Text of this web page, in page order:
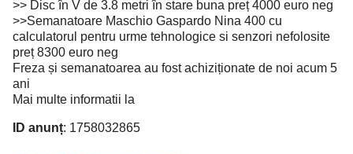
>> Disc în V de 3.8 metri în stare buna preț 4000 euro neg
>>Semanatoare Maschio Gaspardo Nina 400 cu
calculatorul pentru urme tehnologice si senzori nefolosite
preț 8300 euro neg
Freza și semanatoarea au fost achiziționate de noi acum 5
ani
Mai multe informatii la
ID anunț: 1758032865